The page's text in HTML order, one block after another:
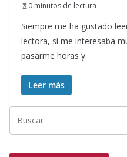
0 minutos de lectura
Siempre me ha gustado
lectora, si me interesaba
pasarme horas y
Leer más